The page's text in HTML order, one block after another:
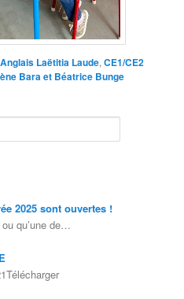
Anglais Laëtitia Laude,CE1/CE2
Bara et Béatrice Bunge
2025 sont ouvertes !
qu’une de…